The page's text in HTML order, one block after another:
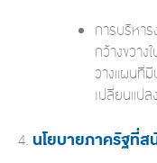
การบริหา
กว้างขวาง
วางแผนที่
เปลี่ยนแปลง
นโยบายภาครัฐที่